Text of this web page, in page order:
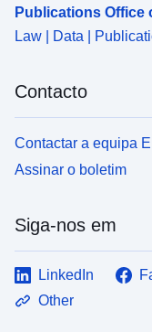
Publications Office
Law | Data |
Contacto
Contactar a equipa
Assinar o boletim
Siga-nos em
LinkedIn
Other